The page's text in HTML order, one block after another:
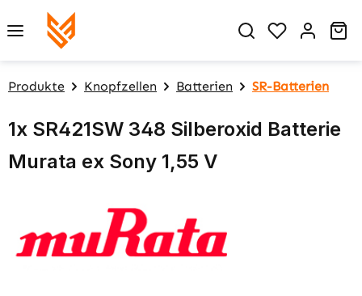
Zum Hauptinhalt springen
Du hast 0
Produkte Knopfzellen Batterien SR-Batterien
1x SR421SW 348 Silberoxid Batterie
Murata ex Sony 1,55 V